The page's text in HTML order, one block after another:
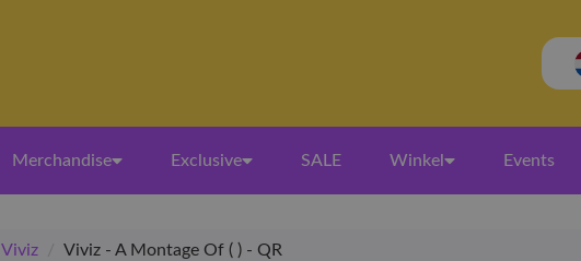
Merchandise Exclusive SALE Winkel Events
Viviz / Viviz - A Montage Of ( ) - QR